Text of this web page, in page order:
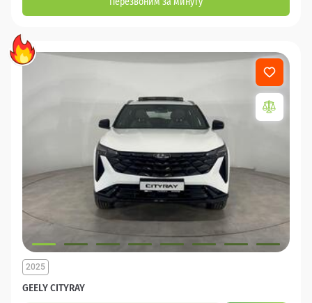
GEELY CITYRAY
2025